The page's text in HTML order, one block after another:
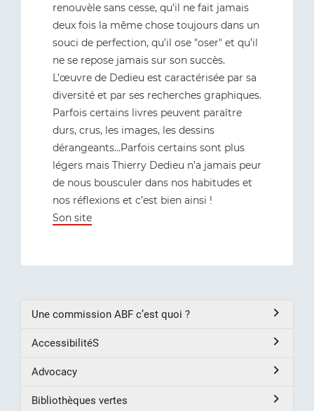
renouvèle sans cesse, qu’il ne fait jamais
deux fois la même chose toujours dans un
souci de perfection, qu’il ose "oser" et qu’il
ne se repose jamais sur son succès.
L’œuvre de Dedieu est caractérisée par sa
diversité et par ses recherches graphiques.
Parfois certains livres peuvent paraître
durs, crus, les images, les dessins
dérangeants…Parfois certains sont plus
légers mais Thierry Dedieu n’a jamais peur
de nous bousculer dans nos habitudes et
nos réflexions et c’est bien ainsi !
Son site
Une commission ABF c’est quoi ?
AccessibilitéS
Advocacy
Bibliothèques vertes